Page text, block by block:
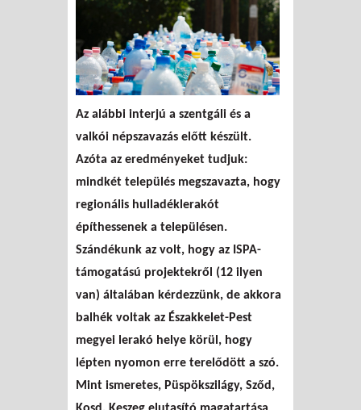
Az alábbi interjú a szentgáli és a
valkói népszavazás előtt készült.
Azóta az eredményeket tudjuk:
mindkét település megszavazta, hogy
regionális hulladéklerakót
építhessenek a településen.
Szándékunk az volt, hogy az ISPA-
támogatású projektekről (12 ilyen
van) általában kérdezzünk, de akkora
balhék voltak az Északkelet-Pest
megyei lerakó helye körül, hogy
lépten nyomon erre terelődött a szó.
Mint ismeretes, Püspökszilágy, Sződ,